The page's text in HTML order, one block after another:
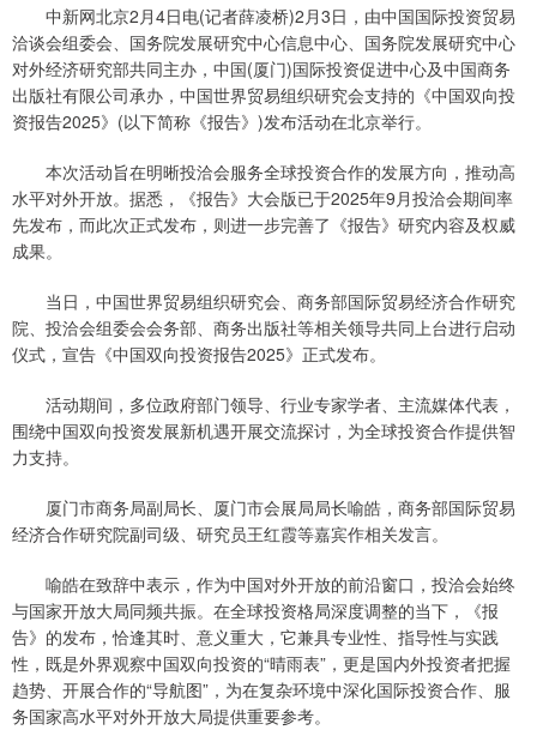
中新网北京2月4日电(记者薛凌桥)2月3日，由中国国际投资贸易
洽谈会组委会、国务院发展研究中心信息中心、国务院发展研究中心
对外经济研究部共同主办，中国(厦门)国际投资促进中心及中国商务
出版社有限公司承办，中国世界贸易组织研究会支持的《中国双向投
资报告2025》(以下简称《报告》)发布活动在北京举行。
本次活动旨在明晰投洽会服务全球投资合作的发展方向，推动高
水平对外开放。据悉，《报告》大会版已于2025年9月投洽会期间率
先发布，而此次正式发布，则进一步完善了《报告》研究内容及权威
成果。
当日，中国世界贸易组织研究会、商务部国际贸易经济合作研究
院、投洽会组委会会务部、商务出版社等相关领导共同上台进行启动
仪式，宣告《中国双向投资报告2025》正式发布。
活动期间，多位政府部门领导、行业专家学者、主流媒体代表，
围绕中国双向投资发展新机遇开展交流探讨，为全球投资合作提供智
力支持。
厦门市商务局副局长、厦门市会展局局长喻皓，商务部国际贸易
经济合作研究院副司级、研究员王红霞等嘉宾作相关发言。
喻皓在致辞中表示，作为中国对外开放的前沿窗口，投洽会始终
与国家开放大局同频共振。在全球投资格局深度调整的当下，《报
告》的发布，恰逢其时、意义重大，它兼具专业性、指导性与实践
性，既是外界观察中国双向投资的“晴雨表”，更是国内外投资者把握
趋势、开展合作的“导航图”，为在复杂环境中深化国际投资合作、服
务国家高水平对外开放大局提供重要参考。